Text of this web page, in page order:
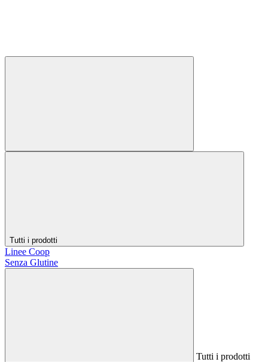
Tutti i prodotti
Linee Coop
Senza Glutine
Tutti i prodotti